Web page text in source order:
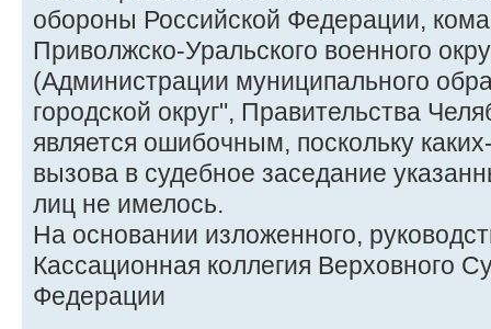
обороны Российской Федерации,
Приволжско-Уральского военного
(Администрации муниципального
городской округ", Правительства
является ошибочным, поскольку
вызова в судебное заседание
лиц не имелось.
На основании изложенного,
Кассационная коллегия Верховного
Федерации